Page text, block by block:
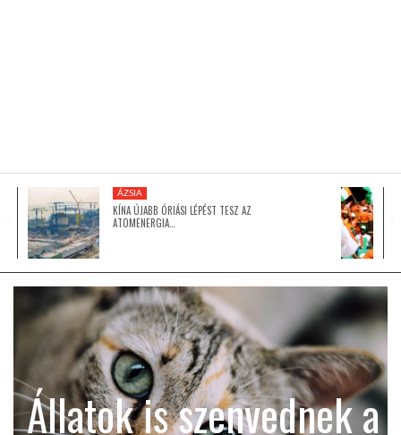
GLOBOTV BP
HÍR3D
TROPICALMAGAZIN
GLOBOTV
ÁZSIA
KÍNA ÚJABB ÓRIÁSI LÉPÉST TESZ AZ
ATOMENERGIA…
Állatok is szenvednek a